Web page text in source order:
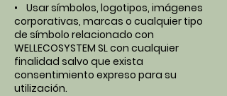
• Usar símbolos, logotipos, imágenes
corporativas, marcas o cualquier tipo
de símbolo relacionado con
WELLECOSYSTEM SL con cualquier
finalidad salvo que exista
consentimiento expreso para su
utilización.